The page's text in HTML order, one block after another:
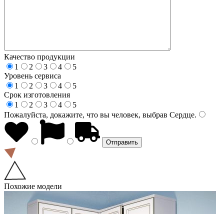
Качество продукции
1
2 3 4
5
Уровень сервиса
1
2 3 4
5
Срок изготовления
1
2 3 4
5
Пожалуйста, докажите, что вы человек, выбрав Сердце.
Похожие модели